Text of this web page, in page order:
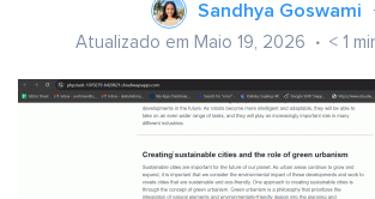
Sandhya Goswami
Atualizado em Maio 19, 2026 < 1